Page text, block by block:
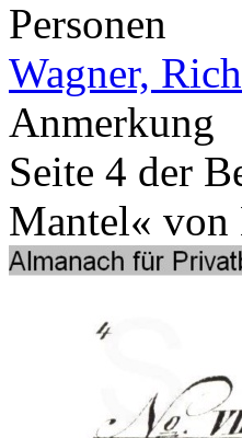
Personen
Wagner,
Anmerkung
Seite 4 der
Mantel«